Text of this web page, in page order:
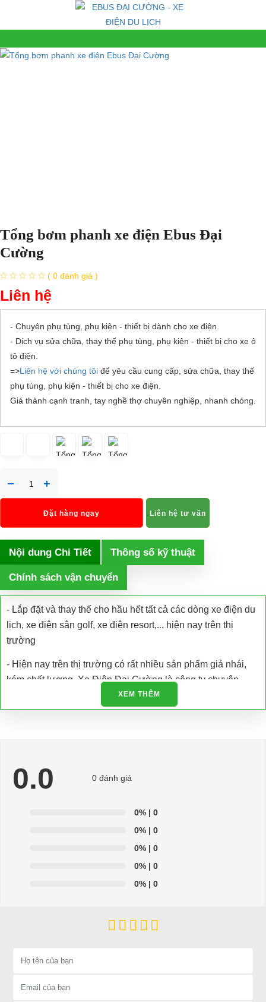
Tổng bơm phanh xe điện Ebus Đại
Cường
( 0 đánh giá )
Liên hệ
- Chuyên phụ tùng, phụ kiện - thiết bị dành cho xe điện.
- Dịch vụ sửa chữa, thay thế phụ tùng, phụ kiện - thiết bị cho xe ô
tô điện.
=>Liên hệ với chúng tôi để yêu cầu cung cấp, sửa chữa, thay thế
phụ tùng, phụ kiện - thiết bị cho xe điện.
Giá thành cạnh tranh, tay nghề thợ chuyên nghiệp, nhanh chóng.
Đặt hàng ngay Liên hệ tư vấn
Nội dung Chi Tiết Thông số kỹ thuật
Chính sách vận chuyển
- Lắp đặt và thay thế cho hầu hết tất cả các dòng xe điện du
lịch, xe điện sân golf, xe điện resort,... hiện nay trên thị
trường
- Hiện nay trên thị trường có rất nhiều sản phẩm giả nhái,
kém chất lượng. Xe Điện Đại Cường là công ty chuyên
nhập khẩu các loại xe điện và phụ tùng xe điện trực tiếp tại
nhà máy sản xuất đảm bảo chất lượng và có giấy tờ được
- Hỗ trợ giải đáp các vấn đề liên quan đến xe điện miễn phí
- Chuyên phụ tùng, phụ kiện - thiết bị dành cho xe điện.
- Dịch vụ sửa chữa, thay thế phụ tùng, phụ kiện - thiết bị cho
thay thế phụ tùng, phụ kiện - thiết bị cho xe điện. Giá thành
Hân hạnh được phục vụ mọi người
XEM THÊM
0.0 0 đánh giá
0% | 0
0% | 0
0% | 0
0% | 0
0% | 0